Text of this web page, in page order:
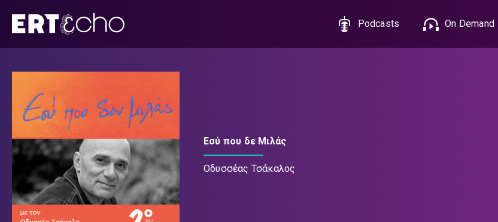
περιεχόμενο
Podcasts On Demand
Εσύ που δε Μιλάς
Οδυσσέας Τσάκαλος